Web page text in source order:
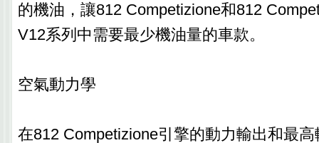
的機油，讓812 Competizione和812
V12系列中需要最少機油量的車款。
空氣動力學
在812 Competizione引擎的動力輸出和最